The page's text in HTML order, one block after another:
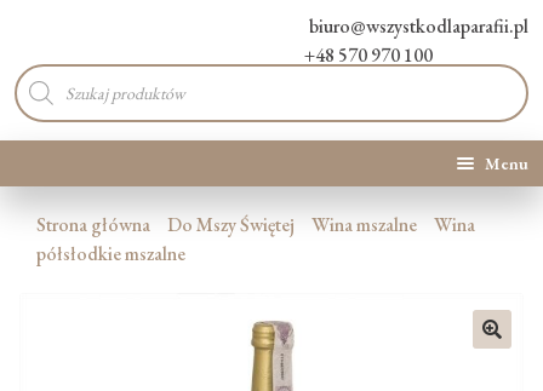
biuro@wszystkodlaparafii.pl
+48 570 970 100
Wyszukiwarka
produktów
Menu
Kategorie produktów
Strona główna Do Mszy Świętej Wina mszalne
Wina
półsłodkie mszalne